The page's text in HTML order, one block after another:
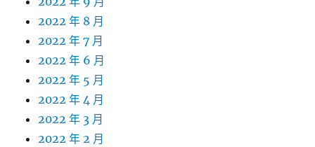
2022 年 8 月
2022 年 7 月
2022 年 6 月
2022 年 5 月
2022 年 4 月
2022 年 3 月
2022 年 2 月